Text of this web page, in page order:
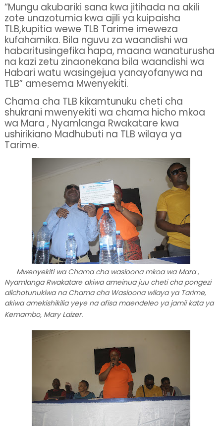
“Mungu akubariki sana kwa jitihada na akili
zote unazotumia kwa ajili ya kuipaisha
TLB,kupitia wewe TLB Tarime imeweza
kufahamika. Bila nguvu za waandishi wa
habaritusingefika hapa, maana wanaturusha
na kazi zetu zinaonekana bila waandishi wa
Habari watu wasingejua yanayofanywa na
TLB” amesema Mwenyekiti.
Chama cha TLB kikamtunuku cheti cha
shukrani mwenyekiti wa chama hicho mkoa
wa Mara , Nyamlanga Rwakatare kwa
ushirikiano Madhubuti na TLB wilaya ya
Tarime.
Mwenyekiti wa Chama cha wasioona mkoa wa Mara ,
Nyamlanga Rwakatare akiwa ameinua juu cheti cha pongezi
alichotunukiwa na Chama cha Wasioona wilaya ya Tarime,
akiwa amekishikilia yeye na afisa maendeleo ya jamii kata ya
Kemambo, Mary Laizer.